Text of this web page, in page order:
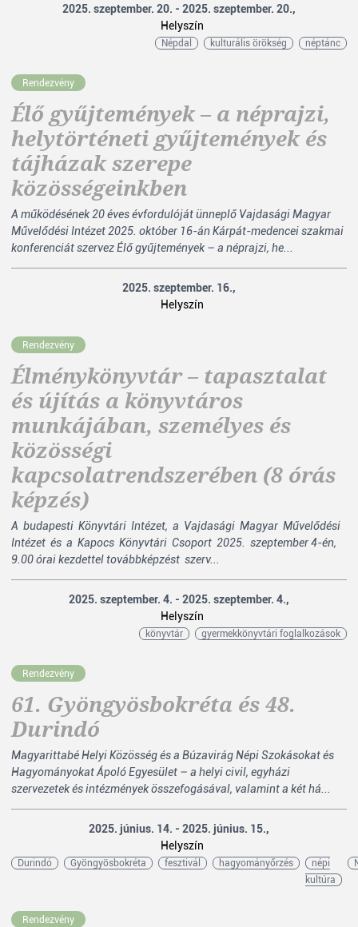
2025. szeptember. 20. - 2025. szeptember. 20.,
Helyszín
Népdal kulturális örökség néptánc
Rendezvény
Élő gyűjtemények – a néprajzi,
helytörténeti gyűjtemények és
tájházak szerepe
közösségeinkben
A működésének 20 éves évfordulóját ünneplő Vajdasági Magyar
Művelődési Intézet 2025. október 16-án Kárpát-medencei szakmai
konferenciát szervez Élő gyűjtemények – a néprajzi, he...
2025. szeptember. 16.,
Helyszín
Rendezvény
Élménykönyvtár – tapasztalat
és újítás a könyvtáros
munkájában, személyes és
közösségi
kapcsolatrendszerében (8 órás
képzés)
A budapesti Könyvtári Intézet, a Vajdasági Magyar Művelődési
Intézet és a Kapocs Könyvtári Csoport 2025. szeptember 4-én,
9.00 órai kezdettel továbbképzést szerv...
2025. szeptember. 4. - 2025. szeptember. 4.,
Helyszín
könyvtár gyermekkönyvtári foglalkozások
Rendezvény
61. Gyöngyösbokréta és 48.
Durindó
Magyarittabé Helyi Közösség és a Búzavirág Népi Szokásokat és
Hagyományokat Ápoló Egyesület – a helyi civil, egyházi
szervezetek és intézmények összefogásával, valamint a két há...
2025. június. 14. - 2025. június. 15.,
Helyszín
Durindó Gyöngyösbokréta fesztivál hagyományőrzés
népi
kultúra
Rendezvény